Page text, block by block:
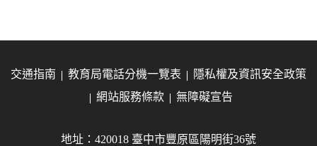
交通指南 教育局電話分機一覽表
隱私權及資訊安全政策
網站服務條款
無障礙宣告
地址：420018 臺中市豐原區陽明街36號